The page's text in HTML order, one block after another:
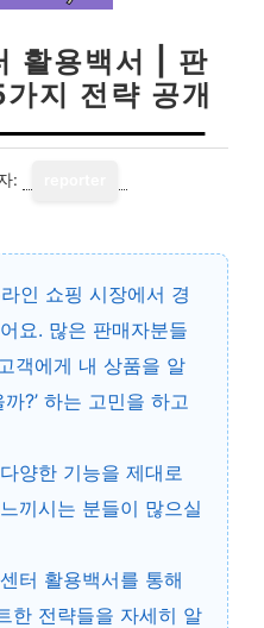
활용백서 | 판
지 전략 공개
:
인 쇼핑 시장에서 경
요. 많은 판매자분들
객에게 내 상품을 알
?’ 하는 고민을 하고
양한 기능을 제대로
끼시는 분들이 많으실
터 활용백서를 통해
한 전략들을 자세히 알